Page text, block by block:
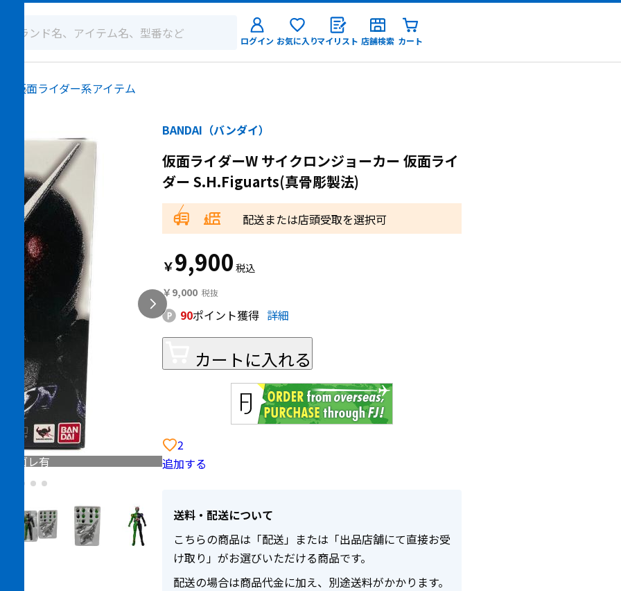
ログイン お気に入りマイリスト 店舗検索 カート
仮面ライダー系アイテム
ヨゴレ有
BANDAI（バンダイ）
仮面ライダーW サイクロンジョーカー 仮面ライ
ダー S.H.Figuarts(真骨彫製法)
配送または店頭受取を選択可
￥9,900
￥9,000
90ポイント獲得 詳細
カートに入れる
2
追加する
送料・配送について
こちらの商品は「配送」または「出品店舗にて直接お受
け取り」がお選びいただける商品です。
配送の場合は商品代金に加え、別途送料がかかります。